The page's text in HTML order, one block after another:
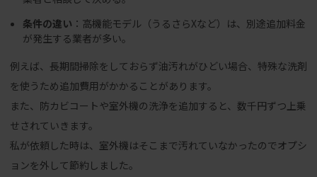
条件の違い ：高機能モデル（うるさらXなど）は、別途追加料金
が発生する業者が多い。
例えば、長期間掃除をしておらず油汚れがひどい場合、特殊な洗剤
を使うため追加費用がかかることがあります。
また、防カビコートや室外機の洗浄を追加すると、数千円ずつ上乗
せされていきます。
私が依頼した時は、室外機はそこまで汚れていなかったのでオプシ
ョンを外して節約しました。